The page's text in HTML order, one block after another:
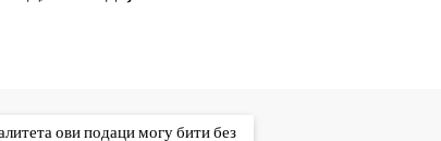
ови подаци могу бити без